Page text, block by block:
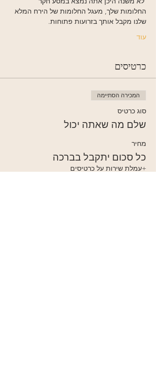
החלומות שלך, מעגל החלומות של הירח המלא
שלנו מקבל אותך בזרועות פתוחות.
עוד
כרטיסים
המכירה הסתיימה
סוג כרטיס
שלם מה שאתה יכול
מחיר
כל סכום יתקבל בברכה
+עמלת שירות על כרטיסים